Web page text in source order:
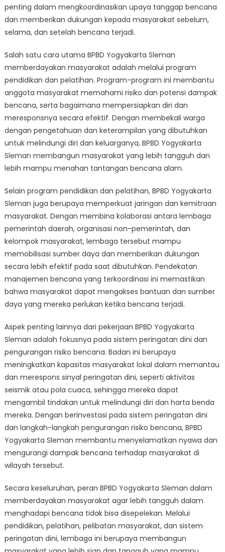
penting dalam mengkoordinasikan upaya tanggap bencana
dan memberikan dukungan kepada masyarakat sebelum,
selama, dan setelah bencana terjadi.
Salah satu cara utama BPBD Yogyakarta Sleman
memberdayakan masyarakat adalah melalui program
pendidikan dan pelatihan. Program-program ini membantu
anggota masyarakat memahami risiko dan potensi dampak
bencana, serta bagaimana mempersiapkan diri dan
meresponsnya secara efektif. Dengan membekali warga
dengan pengetahuan dan keterampilan yang dibutuhkan
untuk melindungi diri dan keluarganya, BPBD Yogyakarta
Sleman membangun masyarakat yang lebih tangguh dan
lebih mampu menahan tantangan bencana alam.
Selain program pendidikan dan pelatihan, BPBD Yogyakarta
Sleman juga berupaya memperkuat jaringan dan kemitraan
masyarakat. Dengan membina kolaborasi antara lembaga
pemerintah daerah, organisasi non-pemerintah, dan
kelompok masyarakat, lembaga tersebut mampu
memobilisasi sumber daya dan memberikan dukungan
secara lebih efektif pada saat dibutuhkan. Pendekatan
manajemen bencana yang terkoordinasi ini memastikan
bahwa masyarakat dapat mengakses bantuan dan sumber
daya yang mereka perlukan ketika bencana terjadi.
Aspek penting lainnya dari pekerjaan BPBD Yogyakarta
Sleman adalah fokusnya pada sistem peringatan dini dan
pengurangan risiko bencana. Badan ini berupaya
meningkatkan kapasitas masyarakat lokal dalam memantau
dan merespons sinyal peringatan dini, seperti aktivitas
seismik atau pola cuaca, sehingga mereka dapat
mengambil tindakan untuk melindungi diri dan harta benda
mereka. Dengan berinvestasi pada sistem peringatan dini
dan langkah-langkah pengurangan risiko bencana, BPBD
Yogyakarta Sleman membantu menyelamatkan nyawa dan
mengurangi dampak bencana terhadap masyarakat di
wilayah tersebut.
Secara keseluruhan, peran BPBD Yogyakarta Sleman dalam
memberdayakan masyarakat agar lebih tangguh dalam
menghadapi bencana tidak bisa disepelekan. Melalui
pendidikan, pelatihan, pelibatan masyarakat, dan sistem
peringatan dini, lembaga ini berupaya membangun